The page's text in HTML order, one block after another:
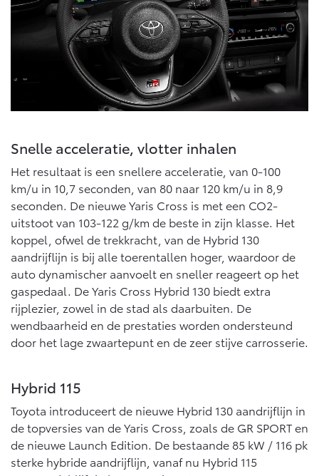
BATTERIJ-ELEKTRISCH
bZ4X Touring
BATTERIJ-ELEKTRISCH
Mirai
WATERSTOF-ELEKTRISCH
Vanaf € 76.695,-
Proace City (excl. BTW)
OOK ALS BATTERIJ-
ELEKTRISCH
Vanaf € 27.945,-
Proace (excl. BTW)
OOK ALS BATTERIJ-
Vanaf € 37.500,-
Proace Verso
BATTERIJ-ELEKTRISCH
Vanaf € 55.950,-
Navigatie updates
Snelle acceleratie, vlotter inhalen
Het resultaat is een snellere acceleratie, van 0-100
km/u in 10,7 seconden, van 80 naar 120 km/u in 8,9
seconden. De nieuwe Yaris Cross is met een CO2-
uitstoot van 103-122 g/km de beste in zijn klasse. Het
koppel, ofwel de trekkracht, van de Hybrid 130
aandrijflijn is bij alle toerentallen hoger, waardoor de
auto dynamischer aanvoelt en sneller reageert op het
gaspedaal. De Yaris Cross Hybrid 130 biedt extra
rijplezier, zowel in de stad als daarbuiten. De
wendbaarheid en de prestaties worden ondersteund
door het lage zwaartepunt en de zeer stijve carrosserie.
Hybrid 115
Toyota introduceert de nieuwe Hybrid 130 aandrijflijn in
de topversies van de Yaris Cross, zoals de GR SPORT en
de nieuwe Launch Edition. De bestaande 85 kW / 116 pk
sterke hybride aandrijflijn, vanaf nu Hybrid 115